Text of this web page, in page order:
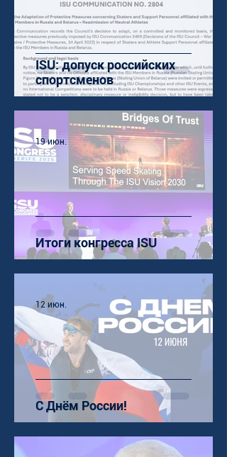
ISU: допуск российских
спортсменов
Итоги конгресса ISU
19 июн.
С Днём России!
12 июн.